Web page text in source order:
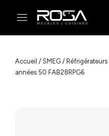
Accueil / SMEG / Réfrigérateurs
années 50 FAB28RPG6